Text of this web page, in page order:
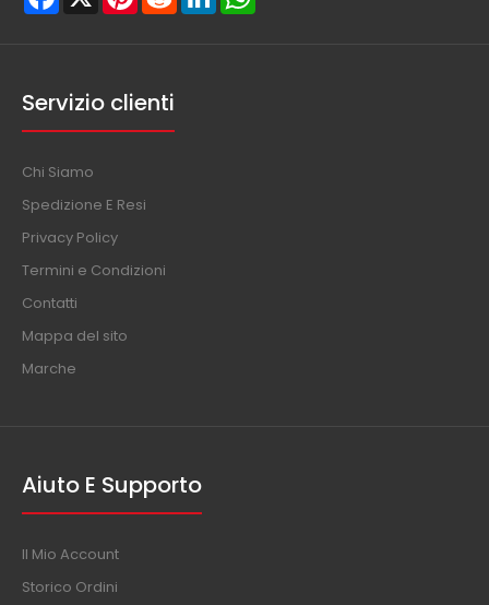
Servizio clienti
Chi Siamo
Spedizione E Resi
Privacy Policy
Termini e Condizioni
Contatti
Mappa del sito
Marche
Aiuto E Supporto
Il Mio Account
Storico Ordini